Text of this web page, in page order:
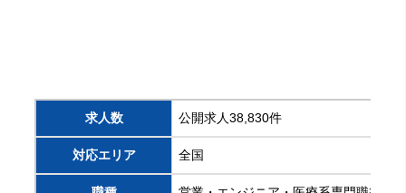
求人数 公開求人38,830件
対応エリア 全国